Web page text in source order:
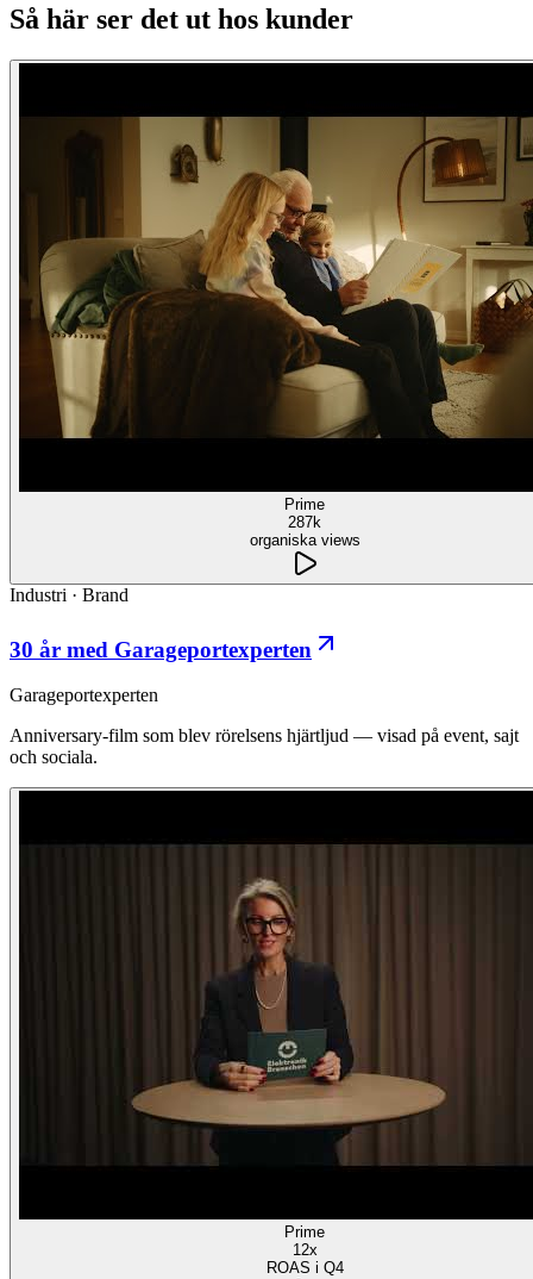
Så här ser det ut hos kunder
Prime
287k
organiska views
Industri · Brand
30 år med Garageportexperten
Garageportexperten
Anniversary-film som blev rörelsens hjärtljud — visad på event, sajt
och sociala.
Prime
12x
ROAS i Q4